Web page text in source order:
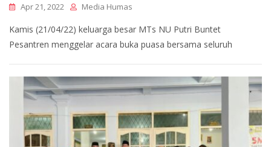
Apr 21, 2022 Media Humas
Kamis (21/04/22) keluarga besar MTs NU Putri Buntet
Pesantren menggelar acara buka puasa bersama seluruh